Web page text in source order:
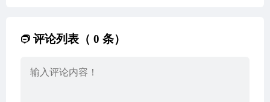
评论列表（ 0 条）